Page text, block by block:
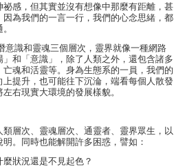
祕感，但其實並沒有想像中那麼有距離，甚
為我們的一言一行，我們的心念思緒，都
意識和靈魂三個層次，靈界就像一種網路
和「意識」，除了人類之外，還包含諸多
魂和活靈等。身為生態系的一員，我們的
提升，也可能往下沉淪，端看每個人散發
右現實大環境的發展樣貌。
層次、靈魂層次、通靈者、靈界眾生，以
。同時也能解開許多困惑，譬如：
狀況還是不見起色？